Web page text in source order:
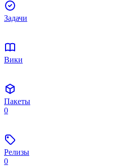
Задачи
Вики
Пакеты
0
Релизы
0